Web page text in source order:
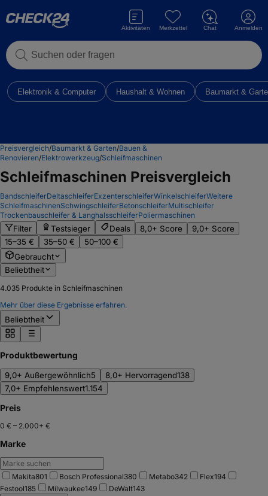
Suchen oder fragen
Aktivitäten Merkzettel Chat Anmelden
Elektronik & Computer Haushalt & Wohnen Baumarkt &
Preisvergleich/Baumarkt & Garten/Bauen &
Renovieren/Elektrowerkzeug/Schleifmaschinen
Schleifmaschinen Preisvergleich
BandschleiferDeltaschleiferExzenterschleiferWinkelschleiferWeitere
SchleifmaschinenSchwingschleiferBetonschleiferMultischleifer
Trockenbauschleifer & LanghalsschleiferPoliermaschinen
Filter Testsieger Deals 8,0+ Score
9,0+ Score
15–35 €
35–50 €
50–100 €
Gebraucht
Beliebtheit
4.035 Produkte in Schleifmaschinen
Mehr über diese Ergebnisse erfahren.
Beliebtheit
Produktbewertung
9,0+ Außergewöhnlich5 8,0+ Hervorragend138
7,0+ Empfehlenswert1.154
Preis
0 € – 2.000+ €
Marke
Makita801 Bosch Professional380 Metabo342 Flex194
Festool185 Milwaukee149 DeWalt143